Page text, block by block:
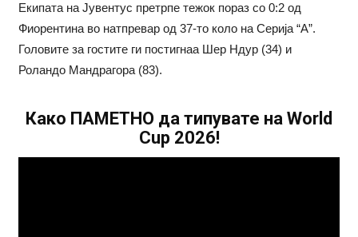
Екипата на Јувентус претрпе тежок пораз со 0:2 од
Фиорентина во натпревар од 37-то коло на Серија “А”.
Головите за гостите ги постигнаа Шер Ндур (34) и
Роландо Мандрагора (83).
Како ПАМЕТНО да типувате на World
Cup 2026!